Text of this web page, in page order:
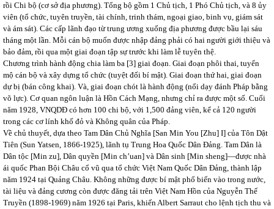
rồi Chi bộ (cơ sở địa phương). Tổng bộ gồm 1 Chủ tịch, 1 Phó Chủ tịch, và 8 ủy
viên (tổ chức, tuyên truyền, tài chính, trinh thám, ngoại giao, binh vụ, giám sát
và ám sát). Các cấp lãnh đạo từ trung ương xuống địa phương được bầu lại sáu
tháng một lần. Mỗi cán bộ muốn được nhập đảng phải có hai người giới thiệu và
bảo đảm, rồi qua một giai đoạn tập sự trước khi làm lễ tuyên thệ.
Chương trình hành động chia làm ba [3] giai đoạn. Giai đoạn phôi thai, tuyển
mộ cán bộ và xây dựng tổ chức (tuyệt đối bí mật). Giai đoạn thứ hai, giai đoạn
dự bị (bán công khai). Và, giai đoạn chót là hành động (nổi dạy đánh Pháp bằng
võ lực). Cơ quan ngôn luận là Hồn Cách Mạng, nhưng chỉ ra được một số. Cuối
năm 1928, VNQDĐ có hơn 100 chi bộ, với 1,500 đảng viên, kể cả 120 người
trong các cơ lính khố đỏ và Không quân của Pháp.
Về chủ thuyết, dựa theo Tam Dân Chủ Nghĩa [San Min You [Zhu] I] của Tôn Dật
Tiên (Sun Yatsen, 1866-1925), lãnh tụ Trung Hoa Quốc Dân Đảng. Tam Dân là
Dân tộc [Min zu], Dân quyền [Min ch’uan] và Dân sinh [Min sheng]—được nhà
ái quốc Phan Bội Châu cổ vũ qua tổ chức Việt Nam Quốc Dân Đảng, thành lập
năm 1924 tại Quảng Châu. Không những được bí mật phổ biến vào trong nước,
tài liệu và đảng cương còn được đăng tải trên Việt Nam Hồn của Nguyễn Thế
Truyền (1898-1969) năm 1926 tại Paris, khiến Albert Sarraut cho lệnh tịch thu và